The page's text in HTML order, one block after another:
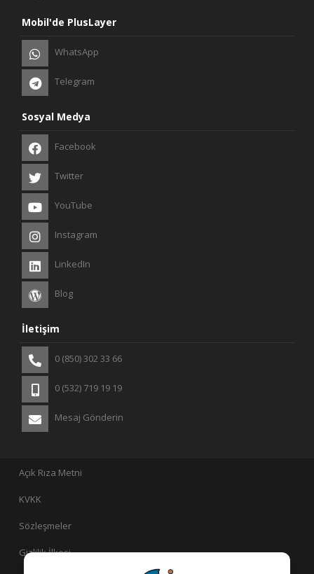
Mobil'de PlusLayer
WhatsApp
Telegram
Sosyal Medya
Facebook
Twitter
YouTube
Instagram
LinkedIn
Blog
İletişim
0 (850) 302 33 66
0 (532) 719 19 19
Mesaj Gönderin
Açık Rıza Metni
KVKK
Sözleşmeler
Gizlilik İlkesi